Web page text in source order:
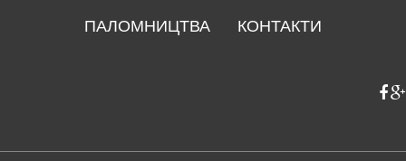
ПАЛОМНИЦТВА
КОНТАКТИ